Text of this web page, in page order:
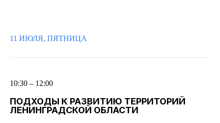
11 ИЮЛЯ, ПЯТНИЦА
10:30 – 12:00
ПОДХОДЫ К РАЗВИТИЮ ТЕРРИТОРИЙ
ЛЕНИНГРАДСКОЙ ОБЛАСТИ